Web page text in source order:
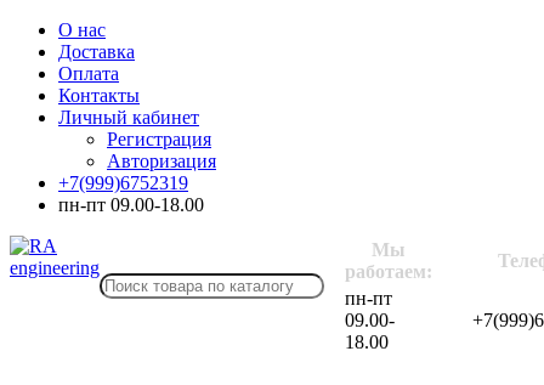
О нас
Доставка
Оплата
Контакты
Личный кабинет
Регистрация
Авторизация
+7(999)6752319
пн-пт 09.00-18.00
Мы
работаем:
пн-пт
09.00-
18.00